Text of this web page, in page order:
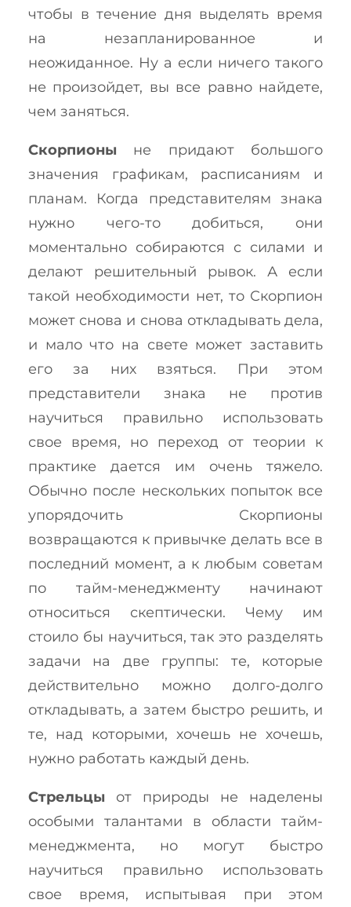
чтобы в течение дня выделять время
на незапланированное и
неожиданное. Ну а если ничего такого
не произойдет, вы все равно найдете,
чем заняться.
Скорпионы не придают большого
значения графикам, расписаниям и
планам. Когда представителям знака
нужно чего-то добиться, они
моментально собираются с силами и
делают решительный рывок. А если
такой необходимости нет, то Скорпион
может снова и снова откладывать дела,
и мало что на свете может заставить
его за них взяться. При этом
представители знака не против
научиться правильно использовать
свое время, но переход от теории к
практике дается им очень тяжело.
Обычно после нескольких попыток все
упорядочить Скорпионы
возвращаются к привычке делать все в
последний момент, а к любым советам
по тайм-менеджменту начинают
относиться скептически. Чему им
стоило бы научиться, так это разделять
задачи на две группы: те, которые
действительно можно долго-долго
откладывать, а затем быстро решить, и
те, над которыми, хочешь не хочешь,
нужно работать каждый день.
Стрельцы от природы не наделены
особыми талантами в области тайм-
менеджмента, но могут быстро
научиться правильно использовать
свое время, испытывая при этом